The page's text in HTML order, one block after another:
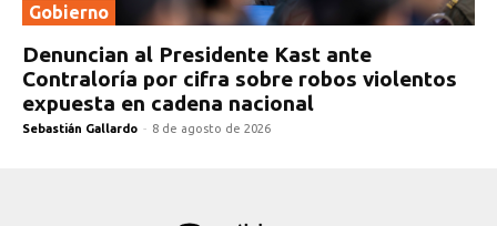
Gobierno
Denuncian al Presidente Kast ante
Contraloría por cifra sobre robos violentos
expuesta en cadena nacional
Sebastián Gallardo - 8 de agosto de 2026